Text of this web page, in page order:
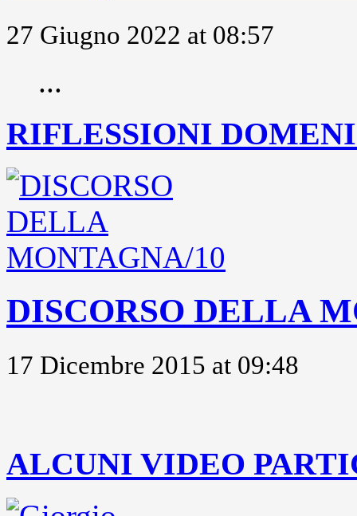
27 Giugno 2022 at 08:57
...
RIFLESSIONI
DISCORSO DELLA
17 Dicembre 2015 at 09:48
ALCUNI VIDEO